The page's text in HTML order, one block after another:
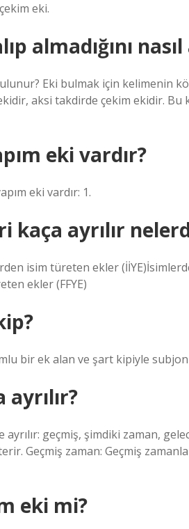
eki.
almadığını
Eki bulmak için kelimenin
aksi takdirde çekim ekidir. Bu
eki vardır?
eki vardır: 1.
kaça ayrılır
isim türeten ekler
ekler (FFYE)
bir ek alan ve şart kipiyle
geçmiş, şimdiki zaman,
Geçmiş zaman: Geçmiş
eki mi?